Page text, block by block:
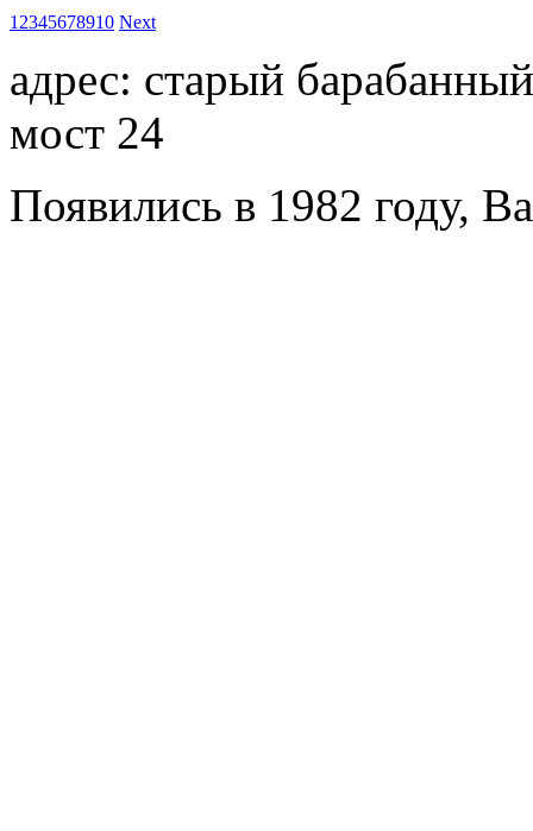
1 2345678910 Next
адрес: старый
мост 24
Появились в 1982 году,